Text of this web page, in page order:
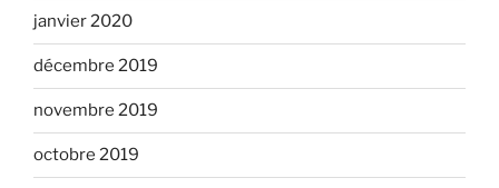
janvier 2020
décembre 2019
novembre 2019
octobre 2019